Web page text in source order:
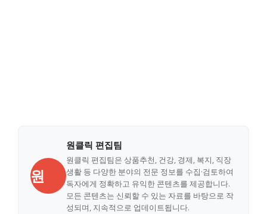
원
원클릭 편집팀
원클릭 편집팀은 상품추천, 건강, 경제, 복지, 직장
생활 등 다양한 분야의 전문 정보를 수집·검토하여
독자에게 정확하고 유익한 콘텐츠를 제공합니다.
모든 콘텐츠는 신뢰할 수 있는 자료를 바탕으로 작
성되며, 지속적으로 업데이트됩니다.